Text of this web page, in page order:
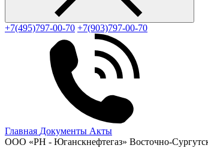
+7(495)797-00-70 +7(903)797-00-70
Главная Документы Акты
ООО «РН - Юганскнефтегаз» Восточно-